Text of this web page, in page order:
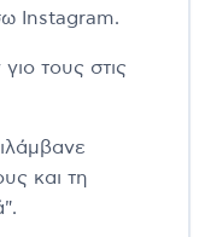
Instagram.
τους στις
και τη